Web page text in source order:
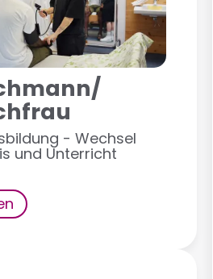
- Wechsel
und Unterricht